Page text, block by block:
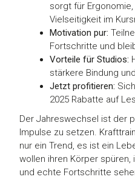
sorgt für
Vielseitigkeit im
Motivation pur:
Fortschritte und
Vorteile für Studios:
stärkere Bindung
Jetzt profitieren:
2025 Rabatte auf
Der Jahreswechsel ist der
Impulse zu setzen.
nur ein Trend, es ist ein
wollen ihren Körper
und echte Fortschritte